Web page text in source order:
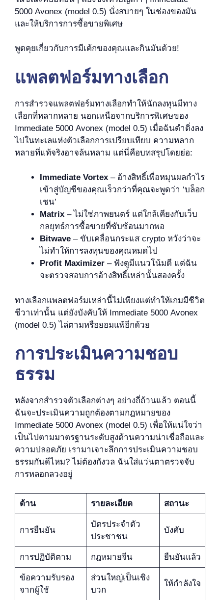
5000 Avonex (model 0.5) นั่งสบายๆ ในช่องของมัน
และให้บริการการซื้อขายพิเศษ
พูดคุยเกี่ยวกับการมีเค้กของคุณและกินมันด้วย!
แพลตฟอร์มทางเลือก
การสำรวจแพลตฟอร์มทางเลือกทำให้นักลงทุนมีทาง
เลือกที่หลากหลาย นอกเหนือจากบริการพิเศษของ
Immediate 5000 Avonex (model 0.5) เมื่อฉันดำดิ่งลง
ไปในทะเลแห่งตัวเลือกการเปรียบเทียบ ความหลาก
หลายที่แท้จริงอาจล้นหลาม แต่นี่คือบทสรุปโดยย่อ:
Immediate Vortex – อ้างสิทธิ์เพื่อหมุนผลกำไร
เข้าสู่บัญชีของคุณเร็วกว่าที่คุณจะพูดว่า ‘บล็อก
เชน’
Matrix – ไม่ใช่ภาพยนตร์ แต่ใกล้เคียงกับเว็บ
กลยุทธ์การซื้อขายที่ซับซ้อนมากพอ
Bitwave – ขับเคลื่อนกระแส crypto หวังว่าจะ
ไม่ทำให้การลงทุนของคุณหมดไป
Profit Maximizer – ฟังดูมีแนวโน้มดี แต่ฉัน
จะตรวจสอบการอ้างสิทธิ์เหล่านั้นสองครั้ง
ทางเลือกแพลตฟอร์มเหล่านี้ไม่เพียงแต่ทำให้เกมมีชีวิต
ชีวาเท่านั้น แต่ยังบังคับให้ Immediate 5000 Avonex
(model 0.5) ไล่ตามหรือยอมแพ้อีกด้วย
การประเมินความชอบ
ธรรม
หลังจากสำรวจตัวเลือกต่างๆ อย่างถี่ถ้วนแล้ว ตอนนี้
ฉันจะประเมินความถูกต้องตามกฎหมายของ
Immediate 5000 Avonex (model 0.5) เพื่อให้แน่ใจว่า
เป็นไปตามมาตรฐานระดับสูงด้านความน่าเชื่อถือและ
ความปลอดภัย เรามาเจาะลึกการประเมินความชอบ
ธรรมกันดีไหม? ไม่ต้องกังวล ฉันใส่แว่นตาตรวจจับ
การหลอกลวงอยู่
ด้าน รายละเอียด สถานะ
การยืนยัน
บัตรประจำตัว
ประชาชน
บังคับ
การปฏิบัติตาม กฎหมายจีน ยืนยันแล้ว
ข้อความรับรอง
จากผู้ใช้
ส่วนใหญ่เป็นเชิง
บวก
ให้กำลังใจ